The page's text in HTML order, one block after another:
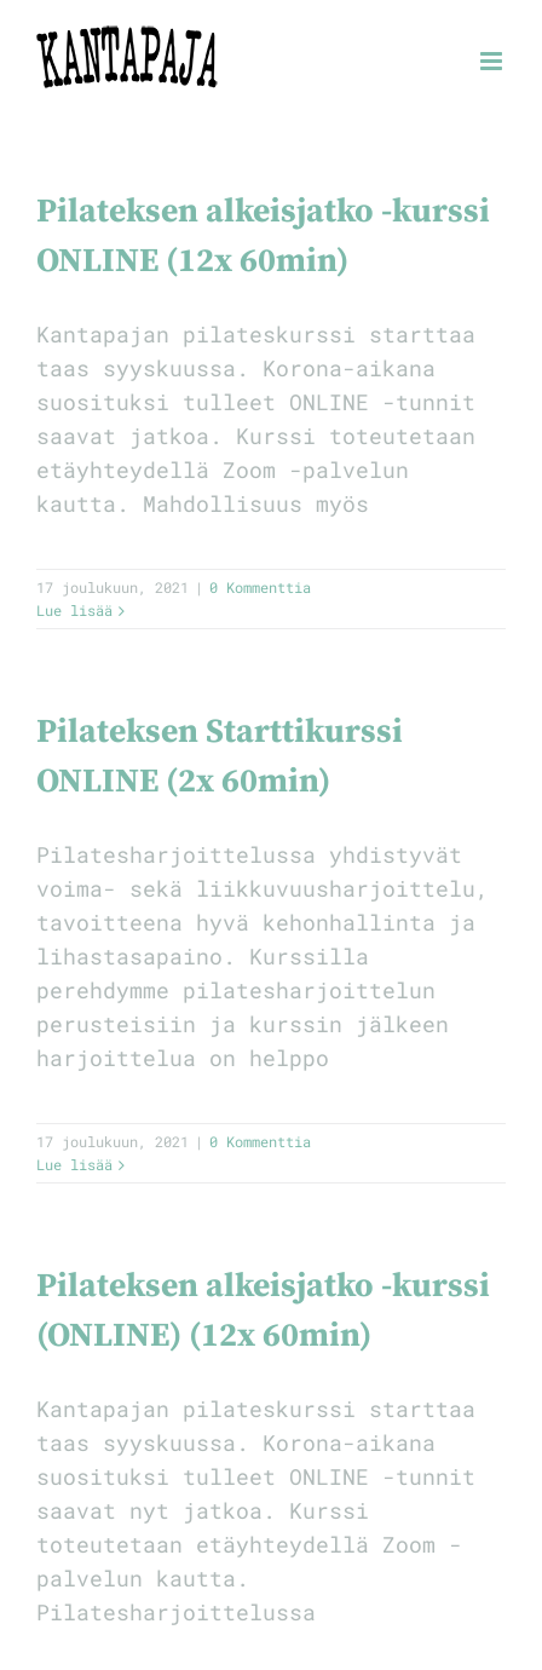
content
Pilateksen alkeisjatko -kurssi
ONLINE (12x 60min)
Kantapajan pilateskurssi starttaa
taas syyskuussa. Korona-aikana
suosituksi tulleet ONLINE -tunnit
saavat jatkoa. Kurssi toteutetaan
etäyhteydellä Zoom -palvelun
kautta. Mahdollisuus myös
17 joulukuun, 2021 | 0 Kommenttia
Lue lisää
Pilateksen Starttikurssi
ONLINE (2x 60min)
Pilatesharjoittelussa yhdistyvät
voima- sekä liikkuvuusharjoittelu,
tavoitteena hyvä kehonhallinta ja
lihastasapaino. Kurssilla
perehdymme pilatesharjoittelun
perusteisiin ja kurssin jälkeen
harjoittelua on helppo
17 joulukuun, 2021 | 0 Kommenttia
Lue lisää
Pilateksen alkeisjatko -kurssi
(ONLINE) (12x 60min)
Kantapajan pilateskurssi starttaa
taas syyskuussa. Korona-aikana
suosituksi tulleet ONLINE -tunnit
saavat nyt jatkoa. Kurssi
toteutetaan etäyhteydellä Zoom -
palvelun kautta.
Pilatesharjoittelussa